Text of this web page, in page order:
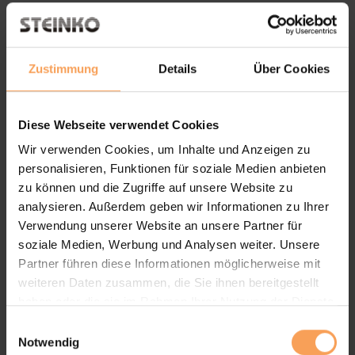
Zustimmung Details Über Cookies
Diese Webseite verwendet Cookies
Wir verwenden Cookies, um Inhalte und Anzeigen zu
personalisieren, Funktionen für soziale Medien anbieten
zu können und die Zugriffe auf unsere Website zu
analysieren. Außerdem geben wir Informationen zu Ihrer
Verwendung unserer Website an unsere Partner für
soziale Medien, Werbung und Analysen weiter. Unsere
Partner führen diese Informationen möglicherweise mit
weiteren Daten zusammen, die Sie ihnen bereitgestellt
Notwendig
Schiebeläden aus Holz und
Aluminium
Die Schiebeläden bieten zahlreiche Design- und
Materialvarianten. Pflegeleichte Design-Dekore,
Echtholz oder Aluminium in RAL-Farben – passen
Sie den Außenbereich an Ihren eigenen Stil an.